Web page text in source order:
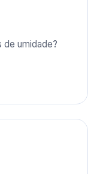
de umidade?